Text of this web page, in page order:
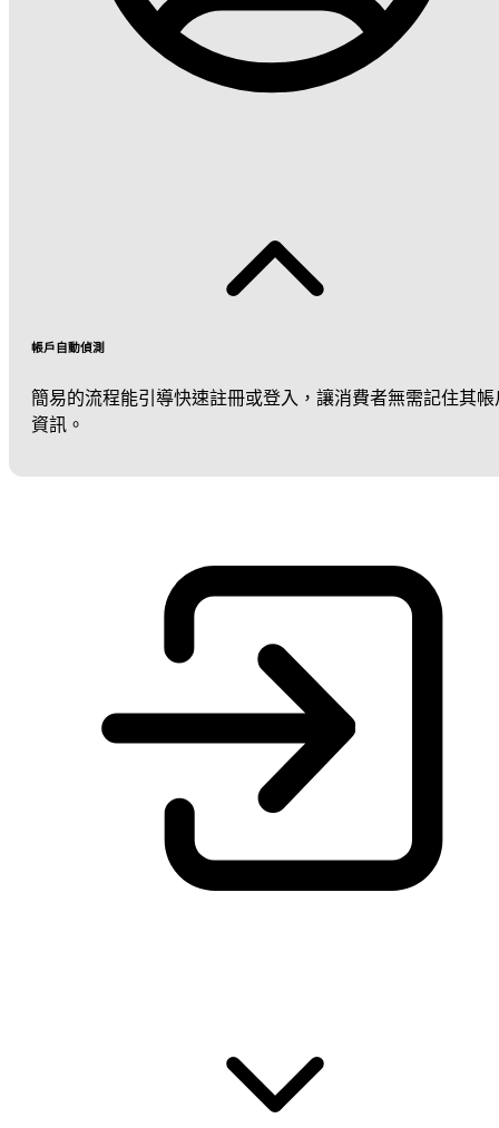
帳戶自動偵測
簡易的流程能引導快速註冊或登入，讓消費者無需記住其帳
資訊。